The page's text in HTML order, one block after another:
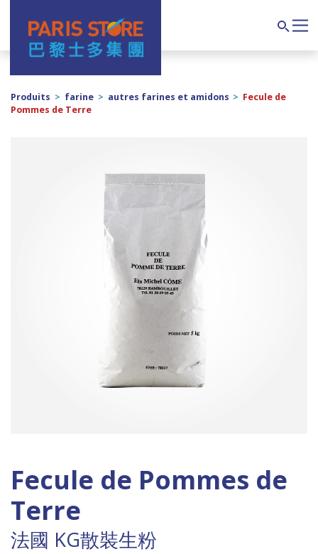
Navigation principale
Produits > farine > autres farines et amidons > Fecule de
Pommes de Terre
Fecule de Pommes de
Terre
法國 KG散裝生粉